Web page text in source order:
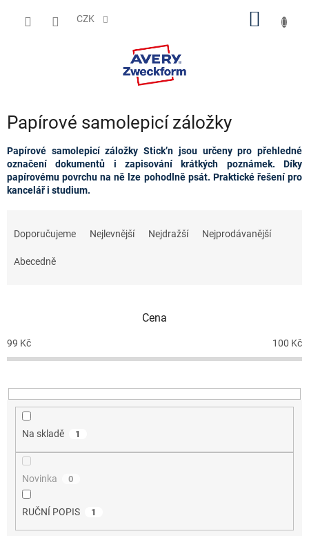
CZK
Papírové samolepicí záložky
Papírové samolepicí záložky Stick’n jsou určeny pro přehledné
označení dokumentů i zapisování krátkých poznámek. Díky
papírovému povrchu na ně lze pohodlně psát. Praktické řešení pro
kancelář i studium.
o
d
k
t
Doporučujeme Nejlevnější Nejdražší Nejprodávanější
Abecedně
Cena
99 Kč 100 Kč
Na skladě 1
Novinka 0
RUČNÍ POPIS 1